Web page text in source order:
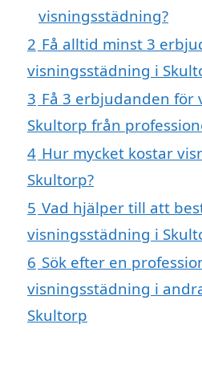
visningsstädning?
2 Få alltid minst 3
visningsstädning i
3 Få 3 erbjudanden för
Skultorp från
4 Hur mycket kostar
Skultorp?
5 Vad hjälper till att
visningsstädning i
6 Sök efter en
visningsstädning i
Skultorp